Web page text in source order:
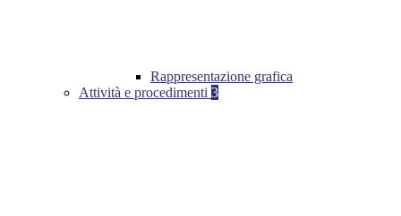
Rappresentazione grafica
Attività e procedimenti 3